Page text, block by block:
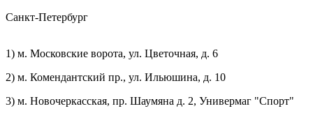
Санкт-Петербург
1) м. Московские ворота, ул. Цветочная, д. 6
2) м. Комендантский пр., ул. Ильюшина, д. 10
3) м. Новочеркасская, пр. Шаумяна д. 2, Универмаг "Спорт"